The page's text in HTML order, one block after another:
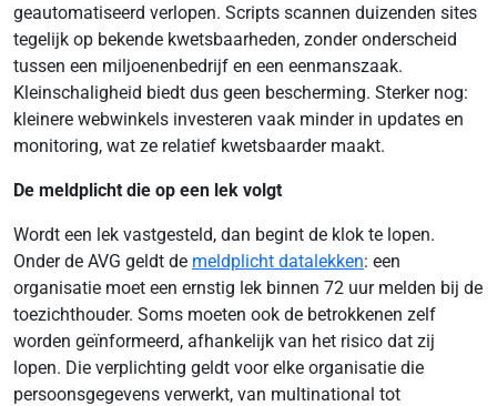
geautomatiseerd verlopen. Scripts scannen duizenden sites
tegelijk op bekende kwetsbaarheden, zonder onderscheid
tussen een miljoenenbedrijf en een eenmanszaak.
Kleinschaligheid biedt dus geen bescherming. Sterker nog:
kleinere webwinkels investeren vaak minder in updates en
monitoring, wat ze relatief kwetsbaarder maakt.
De meldplicht die op een lek volgt
Wordt een lek vastgesteld, dan begint de klok te lopen.
Onder de AVG geldt de meldplicht datalekken: een
organisatie moet een ernstig lek binnen 72 uur melden bij de
toezichthouder. Soms moeten ook de betrokkenen zelf
worden geïnformeerd, afhankelijk van het risico dat zij
lopen. Die verplichting geldt voor elke organisatie die
persoonsgegevens verwerkt, van multinational tot